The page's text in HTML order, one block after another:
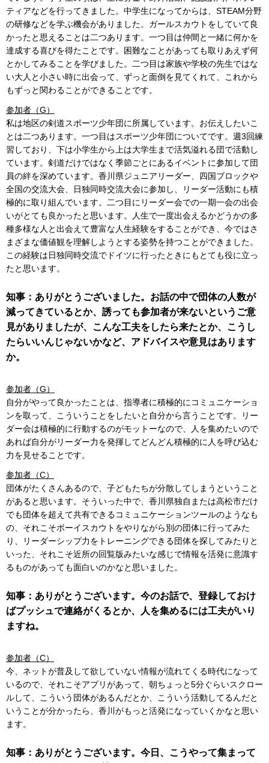
ティアなどを行ってきました。中学生になってからは、STEAM分野
の研修などを学ぶ機会がありました。ガールスカウトをしていて良
かったと思えることは二つあります。一つ目は仲間と一緒に何かを
達成する喜びを得たことです。困難なことがあっても取りあえず何
とかしてみることを学びました。二つ目は家族や学校の先生ではな
い大人と小さい時に出会って、ずっと面倒を見てくれて、これから
もずっと関わることができることです。
参加者（G）
私は地区の剣道スポーツ少年団に所属しています。お伝えしたいこ
とは二つあります。一つ目はスポーツ少年団についてです。週3回練
習しており、下は小学生から上は大学生まで活気溢れる団で活動し
ています。剣道だけではなく季節ごとにあるイベントに参加して団
員の絆を深めています。香川県ジュニアリーダー、四国ブロックや
全国の交流大会、日独同時交流大会に参加し、リーダー活動にも積
極的に取り組んでいます。二つ目にリーダー会での一期一会の出会
いがとても良かったと思います。人生で一度出会えるかどうかの多
種多様な人と出会えて豊富な人生経験をすることができ、今ではさ
まざまな価値観を理解しようとする姿勢を持つことができました。
この経験は日独同時交流でドイツに行ったときにもとても役に立っ
たと思います。
知事：ありがとうございました。お話の中で団体の人数が
減ってきているとか、誘っても参加者が来ないというご意
見がありましたが、こんな工夫をしたら来たとか、こうし
たらいいんじゃないかなど、アドバイスや意見はあります
か。
参加者（G）
自分がやって良かったことは、指導者に積極的にコミュニケーショ
ンを取って、こういうことをしたいと自分から言うことです。リー
ダー会は積極的に行動するのがモットーなので、人を集めたいので
あれば自分がリーダー力を発揮してどんどん積極的に人を呼び込む
力を見せることです。
参加者（C）
団体がたくさんあるので、子どもたちが分散してしまうということ
があると思います。そういった中で、香川県独自または高松市だけ
でも団体を超えて共有できるコミュニケーションツールのようなも
の、それこそボーイスカウトをやりながら別の団体に行ってみた
り、リーダーシップ力をトレーニングできる団体を探してみたりと
いった、それこそ近所の回覧版みたいな感じで情報を活発に意識す
るものがあっても面白いのかなと思いました。
知事：ありがとうございます。今のお話で、登録しておけ
ばプッシュで連絡がくるとか、人を集めるには工夫がいり
ますね。
参加者（C）
今、ネットが普及して欲していない情報が流れてくる時代になって
いるので、それこそアプリがあって、朝ちょっと5分ぐらいスクロー
ルして、こういう団体があるんだとか、こういう活動してるんだと
いうことが分かったら、香川がもっと活発になっていくかなと思い
ます。
知事：ありがとうございます。今日、こうやって集まって